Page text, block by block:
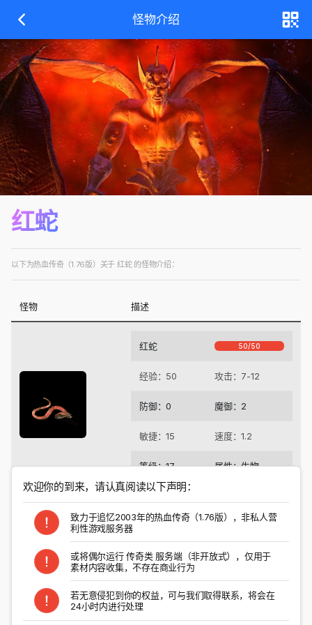
怪物介绍
红蛇
以下为热血传奇（1.76版）关于 红蛇 的怪物介绍：
怪物 描述
红蛇 50/50
经验：50 攻击：7-12
防御：0 魔御：2
敏捷：15 速度：1.2
等级：17 属性：生物
刷新地点
掉落物品
以上结果对所有特殊爆率进行检索
欢迎你的到来，请认真阅读以下声明：
致力于追忆2003年的热血传奇（1.76版），非私人营
利性游戏服务器
或将偶尔运行 传奇类 服务端（非开放式），仅用于
素材内容收集，不存在商业行为
若无意侵犯到你的权益，可与我们取得联系，将会在
24小时内进行处理